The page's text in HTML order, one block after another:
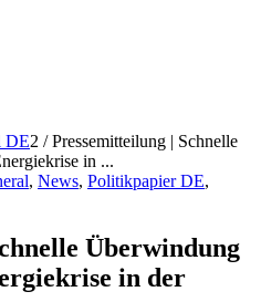
DE2 / Pressemitteilung | Schnelle
in ...
, News, Politikpapier DE,
Überwindung
in der